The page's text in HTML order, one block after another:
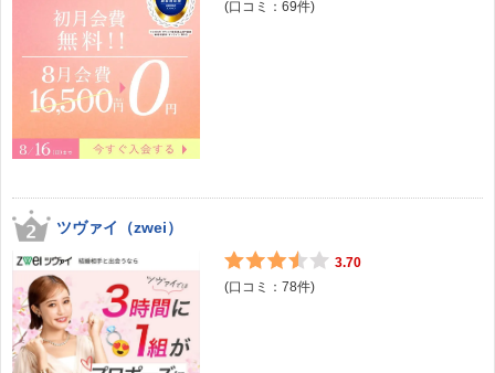
(口コミ： 69件)
ツヴァイ（zwei）
3.70
(口コミ： 78件)